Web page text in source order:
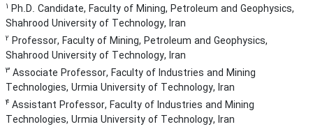
1 Ph.D. Candidate, Faculty of Mining, Petroleum and Geophysics,
Shahrood University of Technology, Iran
2 Professor, Faculty of Mining, Petroleum and Geophysics,
Shahrood University of Technology, Iran
3 Associate Professor, Faculty of Industries and Mining
Technologies, Urmia University of Technology, Iran
4 Assistant Professor, Faculty of Industries and Mining
Technologies, Urmia University of Technology, Iran